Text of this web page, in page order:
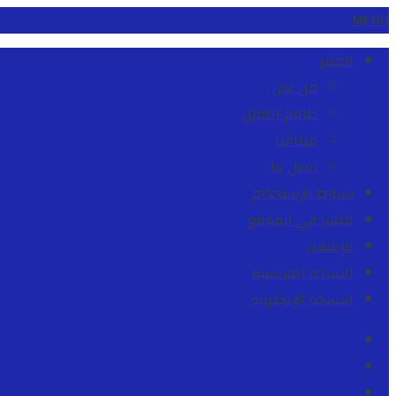
MENU
المنبر
من نحن
طاقم العمل
ميثاقنا
اتصل بنا
شروط الإستخدام
للنشر في الموقع
للإشهار
النسخة الفرنسية
النسخة الإنجليزية